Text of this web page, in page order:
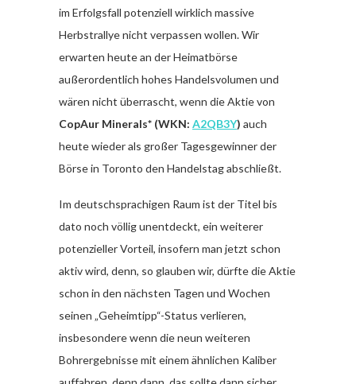
im Erfolgsfall potenziell wirklich massive
Herbstrallye nicht verpassen wollen. Wir
erwarten heute an der Heimatbörse
außerordentlich hohes Handelsvolumen und
wären nicht überrascht, wenn die Aktie von
CopAur Minerals* (WKN: A2QB3Y) auch
heute wieder als großer Tagesgewinner der
Börse in Toronto den Handelstag abschließt.
Im deutschsprachigen Raum ist der Titel bis
dato noch völlig unentdeckt, ein weiterer
potenzieller Vorteil, insofern man jetzt schon
aktiv wird, denn, so glauben wir, dürfte die Aktie
schon in den nächsten Tagen und Wochen
seinen „Geheimtipp“-Status verlieren,
insbesondere wenn die neun weiteren
Bohrergebnisse mit einem ähnlichen Kaliber